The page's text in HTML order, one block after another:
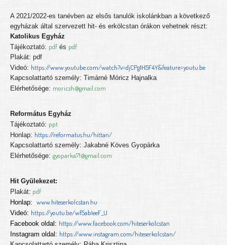
A 2021/2022-es tanévben az elsős tanulók iskolánkban a következő
egyházak által szervezett hit- és erkölcstan órákon vehetnek részt:
Katolikus Egyház
Tájékoztató: pdf és pdf
Plakát: pdf
Videó: https://www.youtube.com/watch?v=djCPg1H5F4Y&feature=youtu.be
Kapcsolattartó személy: Timárné Móricz Hajnalka
Elérhetősége: moriczh@gmail.com
Református Egyház
Tájékoztató: ppt
Honlap: https://reformatus.hu/hittan/
Kapcsolattartó személy: Jakabné Köves Gyopárka
Elérhetősége: gyoparka71@gmail.com
Hit Gyülekezet:
Plakát: pdf
Honlap: www.hiteserkolcstan.hu
Videó: https://youtu.be/wf5abIeeF_U
Facebook oldal: https://www.facebook.com/hiteserkolcstan
Instagram oldal: https://www.instagram.com/hiteserkolcstan/